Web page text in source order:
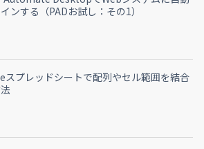
ンする（PADお試し：その1）
スプレッドシートで配列やセル範囲を結合